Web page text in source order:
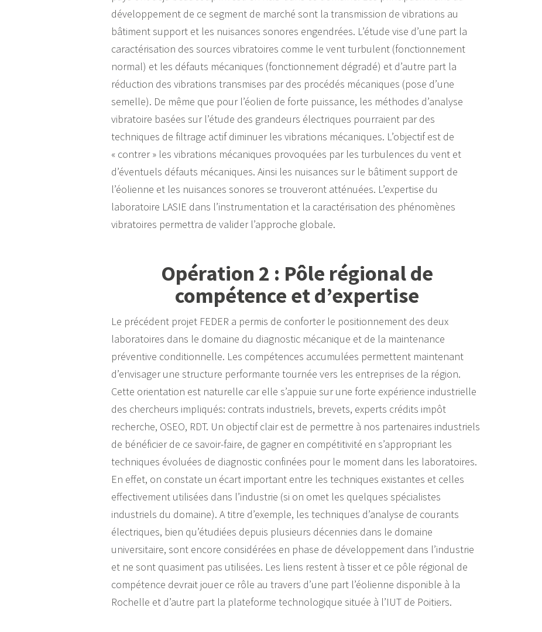
développement de ce segment de marché sont la transmission de vibrations au
bâtiment support et les nuisances sonores engendrées. L’étude vise d’une part la
caractérisation des sources vibratoires comme le vent turbulent (fonctionnement
normal) et les défauts mécaniques (fonctionnement dégradé) et d’autre part la
réduction des vibrations transmises par des procédés mécaniques (pose d’une
semelle). De même que pour l’éolien de forte puissance, les méthodes d’analyse
vibratoire basées sur l’étude des grandeurs électriques pourraient par des
techniques de filtrage actif diminuer les vibrations mécaniques. L’objectif est de
« contrer » les vibrations mécaniques provoquées par les turbulences du vent et
d’éventuels défauts mécaniques. Ainsi les nuisances sur le bâtiment support de
l’éolienne et les nuisances sonores se trouveront atténuées. L’expertise du
laboratoire LASIE dans l’instrumentation et la caractérisation des phénomènes
vibratoires permettra de valider l’approche globale.
Opération 2 : Pôle régional de
compétence et d’expertise
Le précédent projet FEDER a permis de conforter le positionnement des deux
laboratoires dans le domaine du diagnostic mécanique et de la maintenance
préventive conditionnelle. Les compétences accumulées permettent maintenant
d’envisager une structure performante tournée vers les entreprises de la région.
Cette orientation est naturelle car elle s’appuie sur une forte expérience industrielle
des chercheurs impliqués: contrats industriels, brevets, experts crédits impôt
recherche, OSEO, RDT. Un objectif clair est de permettre à nos partenaires industriels
de bénéficier de ce savoir-faire, de gagner en compétitivité en s’appropriant les
techniques évoluées de diagnostic confinées pour le moment dans les laboratoires.
En effet, on constate un écart important entre les techniques existantes et celles
effectivement utilisées dans l’industrie (si on omet les quelques spécialistes
industriels du domaine). A titre d’exemple, les techniques d’analyse de courants
électriques, bien qu’étudiées depuis plusieurs décennies dans le domaine
universitaire, sont encore considérées en phase de développement dans l’industrie
et ne sont quasiment pas utilisées. Les liens restent à tisser et ce pôle régional de
compétence devrait jouer ce rôle au travers d’une part l’éolienne disponible à la
Rochelle et d’autre part la plateforme technologique située à l’IUT de Poitiers.